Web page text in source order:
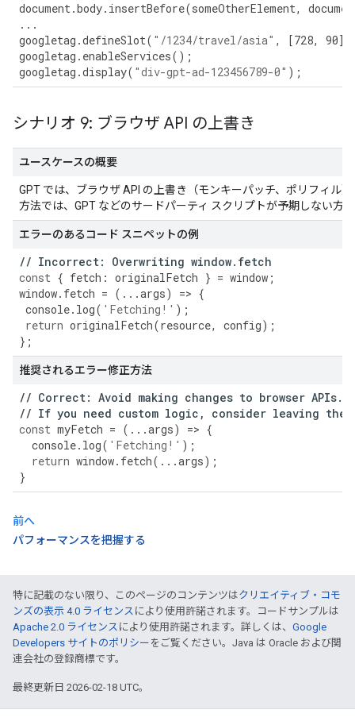
document.body. insertBefore(someOtherElement,
...
googletag .defineSlot( "/1234/travel/asia" , [728, 90],
googletag . enableServices();
googletag .display( "div-gpt-ad-123456789-0" );
シナリオ 9: ブラウザ API の上書き
ユースケースの概要
GPT では、ブラウザ API の上書き（モンキーパッチ、ポリフィル
方法では、GPT などのサードパーティ スクリプトが予期しない方
エラーのあるコード スニペットの例
// Incorrect: Overwriting window. fetch
const { fetch : originalFetch } = window ;
window. fetch = ( ...args) => {
console. log( 'Fetching!' );
return originalFetch(resource, config);
};
推奨されるエラー修正方法
// Correct: Avoid making changes to browser APIs.
// If you need custom logic , consider leaving the
const myFetch = ( ...args) => {
console. log( 'Fetching!' );
return window. fetch( ...args);
}
前へ
パフォーマンスを把握する
特に記載のない限り、このページのコンテンツはクリエイティブ・コモ
ンズの表示 4.0 ライセンス により使用許諾されます。コードサンプルは
Apache 2.0 ライセンス により使用許諾されます。詳しくは、 Google
Developers サイトのポリシー をご覧ください。Java は Oracle および関
連会社の登録商標です。
最終更新日 2026-02-18 UTC。